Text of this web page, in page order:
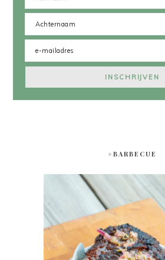
#BARBECUE